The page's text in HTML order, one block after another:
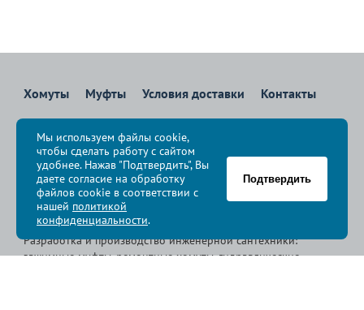
Хомуты Муфты Условия доставки Контакты
8 800 700-83-36
Звоните бесплатно с 08:00 до 17:00 по Москве
политика конфиденциальности
© Группа компаний « », 2009-2026
Разработка и производство инженерной сантехники:
зажимные муфты, ремонтные хомуты, гидравлические
Мы используем файлы cookie,
чтобы сделать работу с сайтом
удобнее. Нажав "Подтвердить", Вы
даете согласие на обработку
файлов cookie в соответствии с
нашей политикой
конфиденциальности.
Подтвердить